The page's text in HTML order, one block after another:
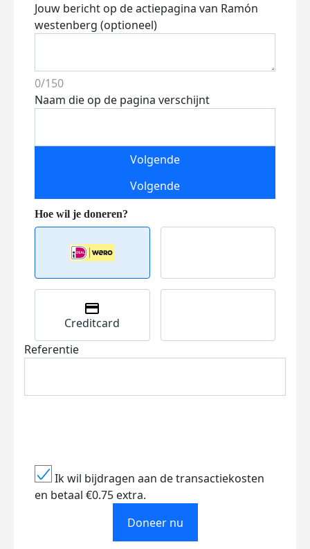
Jouw bericht op de actiepagina van Ramón
westenberg (optioneel)
0/150
Naam die op de pagina verschijnt
Volgende
Volgende
Creditcard
Referentie
Ik wil bijdragen aan de transactiekosten
en betaal €0.75 extra.
Doneer nu